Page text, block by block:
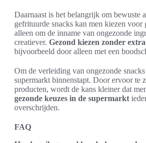
Daarnaast is het belangrijk om bewuste
gefrituurde snacks kan men kiezen
alleen om de inname van ongezonde
creatiever. Gezond kiezen zonder
bijvoorbeeld door alleen met een
Om de verleiding van ongezonde
supermarkt binnenstapt. Door ervoor te
producten, wordt de kans kleiner dat
gezonde keuzes in de supermarkt
overschrijden.
FAQ